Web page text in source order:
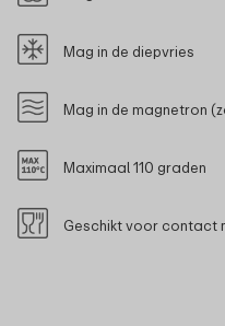
Mag in de diepvries
Mag in de magnetron
Maximaal 110 graden
Geschikt voor contact